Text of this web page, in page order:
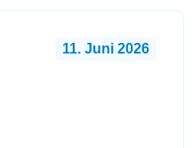
11. Juni 2026